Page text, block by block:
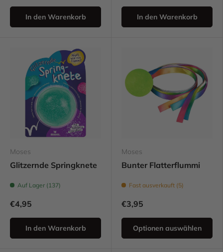
In den Warenkorb In den Warenkorb
Moses
Glitzernde Springknete
Auf Lager (137)
€4,95
In den Warenkorb
Moses
Bunter Flatterflummi
Fast ausverkauft (5)
€3,95
Optionen auswählen